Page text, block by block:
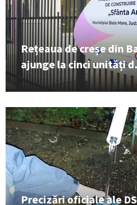
Rețeaua de creșe din
ajunge la cinci unități
Precizări oficiale ale